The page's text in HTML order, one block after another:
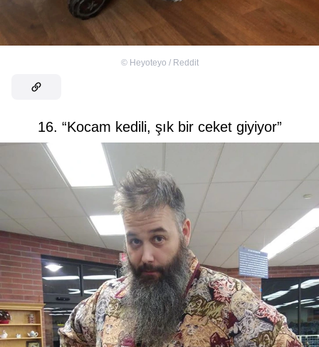
© Heyoteyo / Reddit
16. “Kocam kedili, şık bir ceket giyiyor”